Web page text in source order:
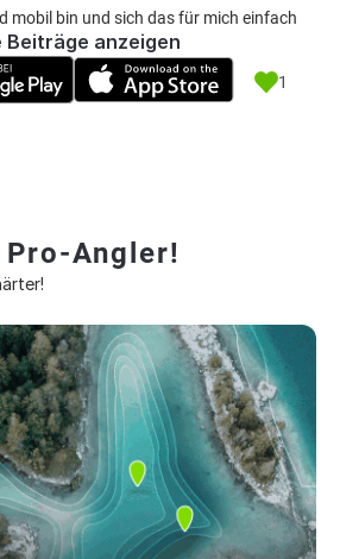
mobil bin und sich das für mich einfach
1
Beiträge anzeigen
Pro-Angler!